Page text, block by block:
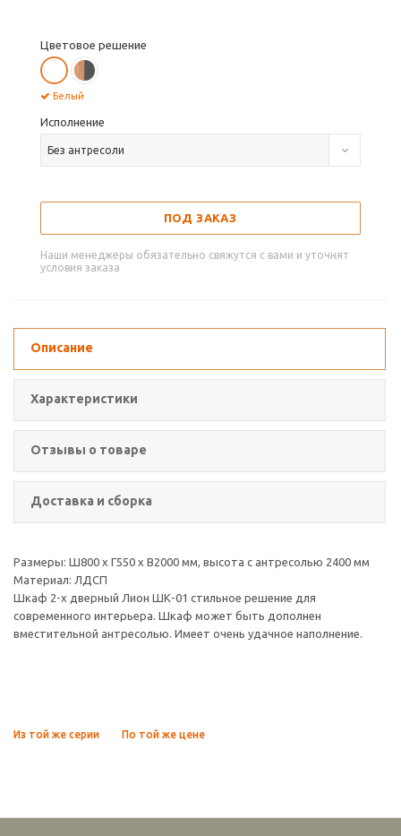
Цветовое решение
Белый
Исполнение
Без антресоли
ПОД ЗАКАЗ
Наши менеджеры обязательно свяжутся с вами и уточнят
условия заказа
Описание
Характеристики
Отзывы о товаре
Доставка и сборка
Размеры: Ш800 х Г550 х В2000 мм, высота с антресолью 2400 мм
Материал: ЛДСП
Шкаф 2-х дверный Лион ШК-01 стильное решение для
современного интерьера. Шкаф может быть дополнен
вместительной антресолью. Имеет очень удачное наполнение.
Из той же серии По той же цене